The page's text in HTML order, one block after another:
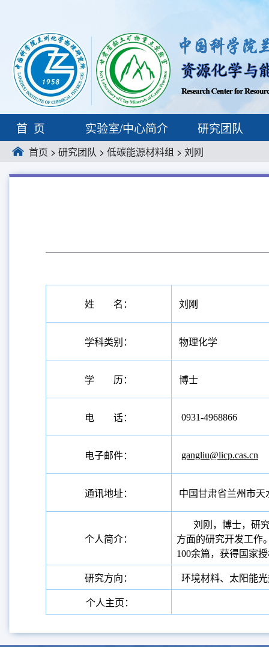
首页 实验室/中心简介 研究团队
首页 > 研究团队 > 低碳能源材料组 > 刘刚
姓 名： 刘刚
学科类别： 物理化学
学 历： 博士
电 话： 0931-4968866
电子邮件： gangliu@licp.cas.cn
通讯地址： 中国甘肃省兰州市天
个人简介：
刘刚，博士，研
方面的研究开发工作
100余篇，获得国家
研究方向： 环境材料、太阳能
个人主页：